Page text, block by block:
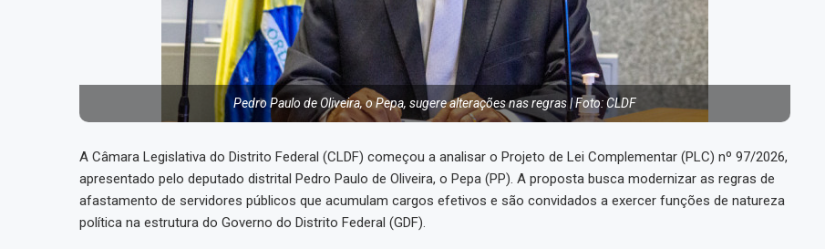
Pedro Paulo de Oliveira, o Pepa, sugere alterações nas regras | Foto: CLDF
A Câmara Legislativa do Distrito Federal (CLDF) começou a analisar o Projeto de Lei Complementar (PLC) nº 97/2026,
apresentado pelo deputado distrital Pedro Paulo de Oliveira, o Pepa (PP). A proposta busca modernizar as regras de
afastamento de servidores públicos que acumulam cargos efetivos e são convidados a exercer funções de natureza
política na estrutura do Governo do Distrito Federal (GDF).